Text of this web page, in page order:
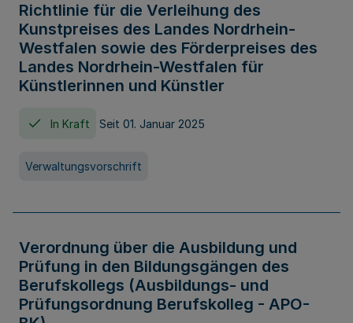
Richtlinie für die Verleihung des
Kunstpreises des Landes Nordrhein-
Westfalen sowie des Förderpreises des
Landes Nordrhein-Westfalen für
Künstlerinnen und Künstler
In Kraft Seit 01. Januar 2025
Verwaltungsvorschrift
Verordnung über die Ausbildung und
Prüfung in den Bildungsgängen des
Berufskollegs (Ausbildungs- und
Prüfungsordnung Berufskolleg - APO-